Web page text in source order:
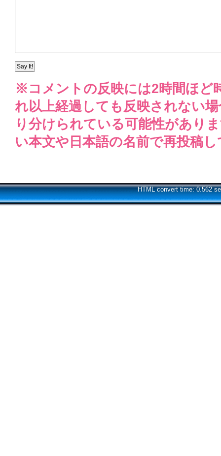
※コメントの反映には2時間ほど
れ以上経過しても反映されない
り分けられている可能性があり
い本文や日本語の名前で再投稿
HTML convert time: 0.562